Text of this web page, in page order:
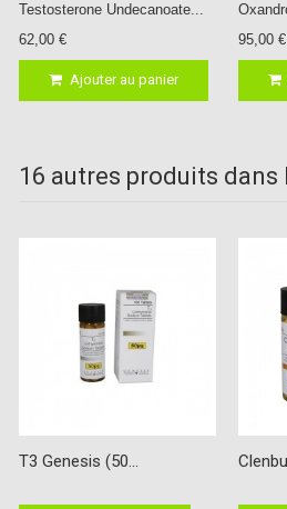
Testosterone Undecanoate...
62,00 €
Ajouter au panier
95,00 €
16 autres produits dans
T3 Genesis (50...